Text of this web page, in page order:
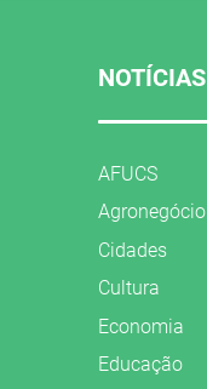
NOTÍCIAS
AFUCS
Agronegócio
Cidades
Cultura
Economia
Educação